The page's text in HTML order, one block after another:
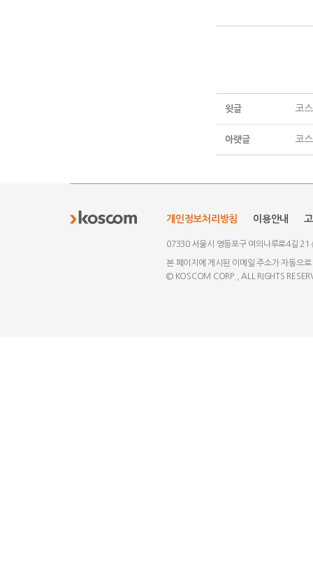
윗글 코
아랫글 코
개인정보처리방침 이용안내
07330 서울시 영등포구 여의나루로4길 21
본 페이지에 게시된 이메일 주소가 자동으
© KOSCOM CORP., ALL RIGHTS